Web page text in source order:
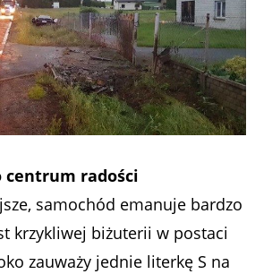
centrum radości
samochód emanuje bardzo
krzykliwej biżuterii w postaci
zauważy jednie literkę S na